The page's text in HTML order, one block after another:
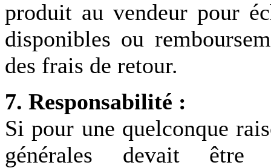
produit au vendeur pour
disponibles ou
des frais de retour.
7. Responsabilité :
Si pour une quelconque
générales devait être